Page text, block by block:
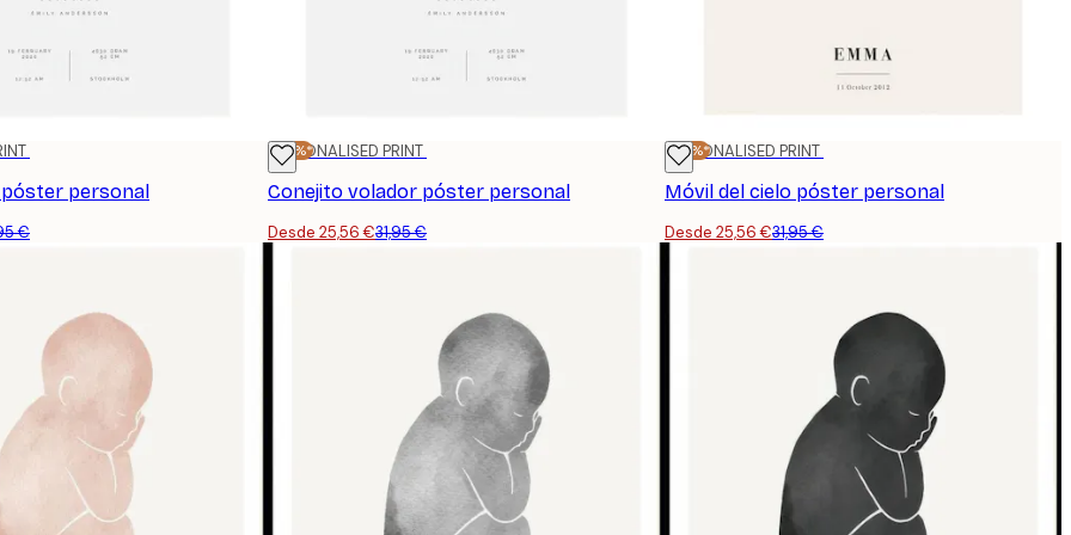
personal
€
-20%*
PERSONALISED PRINT
Conejito volador póster personal
Desde 25,56 €31,95 €
-20%*
PERSONALISED PRINT
Móvil del cielo póster personal
Desde 25,56 €31,95 €